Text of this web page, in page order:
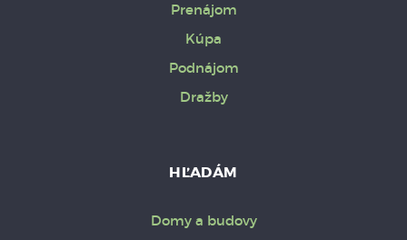
Prenájom
Kúpa
Podnájom
Dražby
HĽADÁM
Domy a budovy